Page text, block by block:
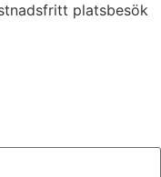
platsbesök